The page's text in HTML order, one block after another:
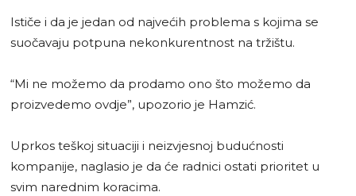
Ističe i da je jedan od najvećih problema s kojima se
suočavaju potpuna nekonkurentnost na tržištu.
“Mi ne možemo da prodamo ono što možemo da
proizvedemo ovdje”, upozorio je Hamzić.
Uprkos teškoj situaciji i neizvjesnoj budućnosti
kompanije, naglasio je da će radnici ostati prioritet u
svim narednim koracima.